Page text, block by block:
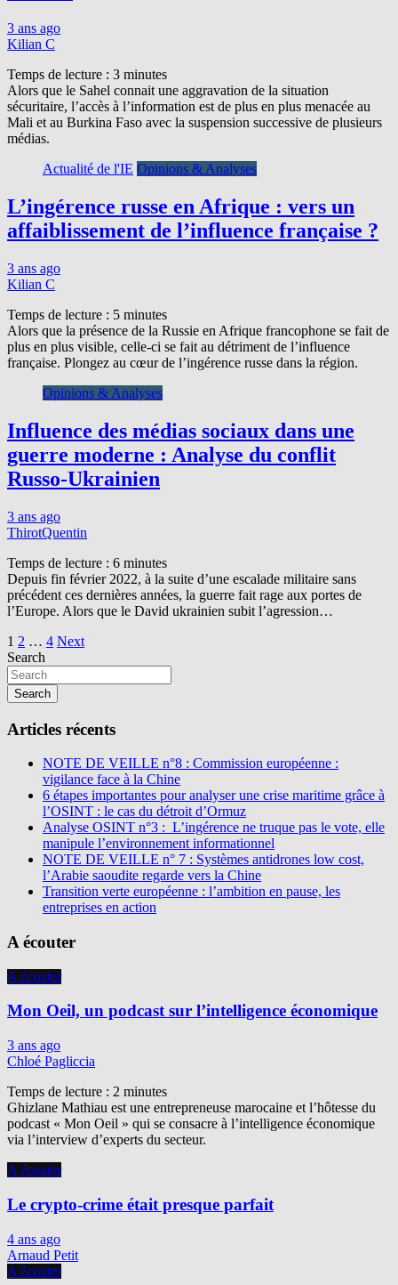
3 ans ago
Kilian C
Temps de lecture : 3 minutes
Alors que le Sahel connait une aggravation de la situation
sécuritaire, l’accès à l’information est de plus en plus menacée au
Mali et au Burkina Faso avec la suspension successive de plusieurs
médias.
Actualité de l'IE Opinions & Analyses
L’ingérence russe en Afrique : vers un
affaiblissement de l’influence française ?
3 ans ago
Kilian C
Temps de lecture : 5 minutes
Alors que la présence de la Russie en Afrique francophone se fait de
plus en plus visible, celle-ci se fait au détriment de l’influence
française. Plongez au cœur de l’ingérence russe dans la région.
Opinions & Analyses
Influence des médias sociaux dans une
guerre moderne : Analyse du conflit
Russo-Ukrainien
3 ans ago
ThirotQuentin
Temps de lecture : 6 minutes
Depuis fin février 2022, à la suite d’une escalade militaire sans
précédent ces dernières années, la guerre fait rage aux portes de
l’Europe. Alors que le David ukrainien subit l’agression…
Pagination
des
publications
1 2 … 4 Next
Search
Search
Articles récents
NOTE DE VEILLE n°8 : Commission européenne :
vigilance face à la Chine
6 étapes importantes pour analyser une crise maritime grâce à
l’OSINT : le cas du détroit d’Ormuz
Analyse OSINT n°3 : L’ingérence ne truque pas le vote, elle
manipule l’environnement informationnel
NOTE DE VEILLE n° 7 : Systèmes antidrones low cost,
l’Arabie saoudite regarde vers la Chine
Transition verte européenne : l’ambition en pause, les
entreprises en action
A écouter
A écouter
Mon Oeil, un podcast sur l’intelligence économique
3 ans ago
Chloé Pagliccia
Temps de lecture : 2 minutes
Ghizlane Mathiau est une entrepreneuse marocaine et l’hôtesse du
podcast « Mon Oeil » qui se consacre à l’intelligence économique
via l’interview d’experts du secteur.
A écouter
Le crypto-crime était presque parfait
4 ans ago
Arnaud Petit
A écouter